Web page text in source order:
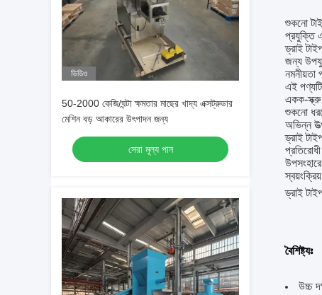
ভিডিও
50-2000 কেজি/ঘন্টা ক্ষমতার মাছের খাদ্য এক্সট্রুডার
মেশিন বড় আকারের উৎপাদন জন্য
সেরা মূল্য পান
শুকনো
প্রযুক্তি
ড্রাই
জন্য
নমনীয়তা
এই
একক-স্ক্রু
শুকনো
অভিন্ন
ড্রাই
ড্রাই
বৈশিষ্ট্যঃ
উচ্চ